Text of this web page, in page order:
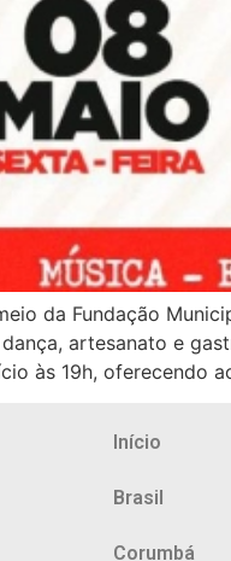
da Fundação
artesanato e
às 19h, oferecendo
Início
Brasil
Corumbá